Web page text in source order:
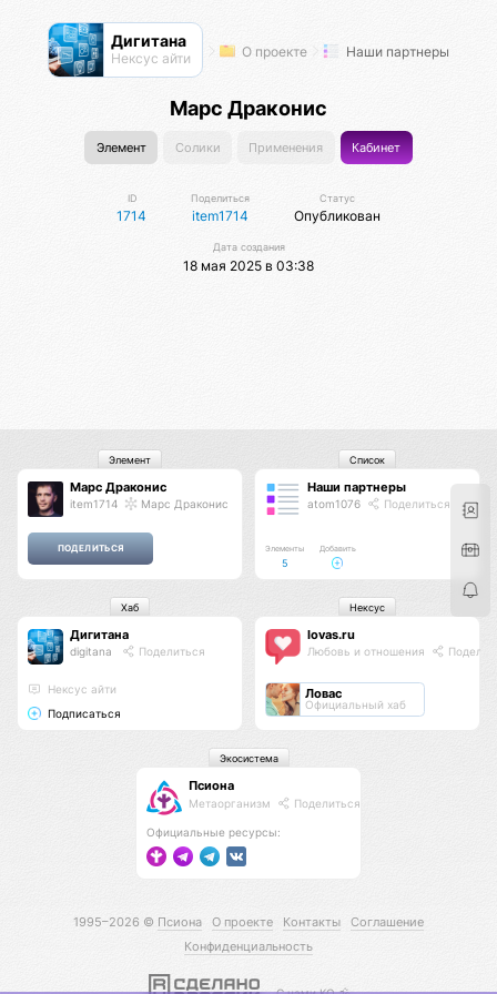
Дигитана
Нексус айти О проекте Наши партнеры
Марс Драконис
Элемент Солики Применения Кабинет
ID
1714
Поделиться
item1714
Статус
Опубликован
Дата создания
18 мая 2025 в 03:38
Марс Драконис
item1714 Марс Драконис
Элемент
Наши партнеры
atom1076 Поделиться
Элементы
5
Добавить
Список
Дигитана
digitana Поделиться
Нексус айти
Подписаться
Хаб
lovas.ru
Любовь и отношения
Ловас
Официальный хаб
Нексус
Псиона
Метаорганизм Поделиться
Официальные ресурсы:
Экосистема
1995–2026 © Псиона О проекте Контакты
Соглашение
Конфиденциальность